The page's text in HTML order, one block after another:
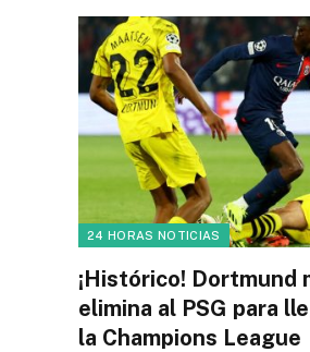
24 HORAS NOTICIAS
¡Histórico! Dortmund
elimina al PSG para
la Champions League